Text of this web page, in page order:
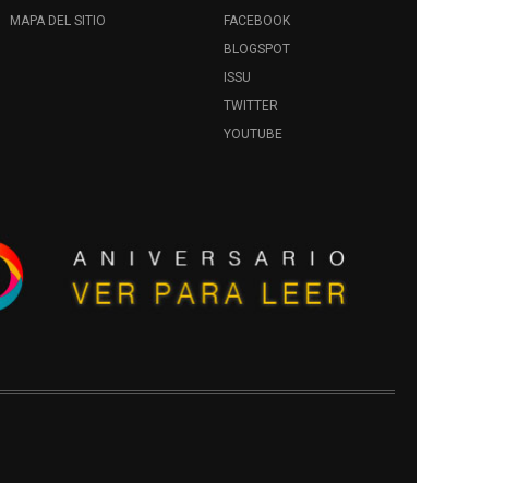
MAPA DEL SITIO
FACEBOOK
BLOGSPOT
ISSU
TWITTER
YOUTUBE